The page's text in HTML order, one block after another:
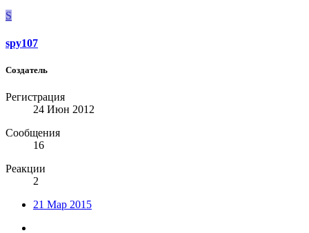
S
spy107
Создатель
Регистрация
24 Июн 2012
Сообщения
16
Реакции
2
21 Мар 2015